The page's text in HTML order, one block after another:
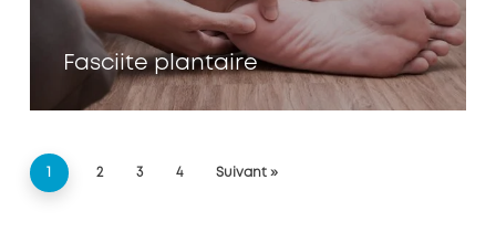
Fasciite plantaire
2 3 4 Suivant »